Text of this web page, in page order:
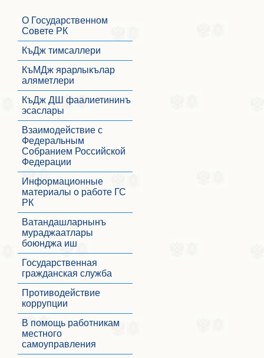
О Государственном
Совете РК
КъДж тимсаллери
КъМДж ярарлыкълар
аляметлери
КъДж ДШ фаалиетининъ
эсаслары
Взаимодействие с
Федеральным
Собранием Российской
Федерации
Информационные
материалы о работе ГС
РК
Ватандашларнынъ
мураджаатлары
боюнджа иш
Государственная
гражданская служба
Противодействие
коррупции
В помощь работникам
местного
самоуправления